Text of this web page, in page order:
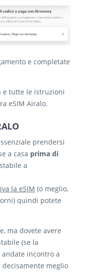
e completate
e tutte le istruzioni
eSIM Airalo.
prendersi
a casa prima di
a
la eSIM (o meglio,
quindi potete
ma dovete avere
(se la
incontro a
meglio